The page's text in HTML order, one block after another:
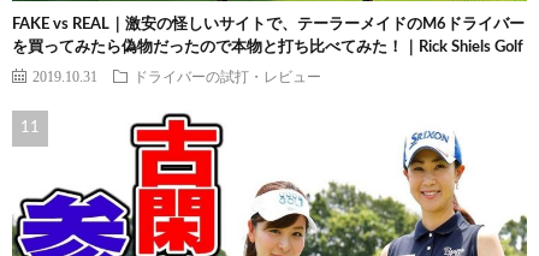
FAKE vs REAL｜激安の怪しいサイトで、テーラーメイドのM6ドライバー
を買ってみたら偽物だったので本物と打ち比べてみた！｜Rick Shiels Golf
2019.10.31 ドライバーの試打・レビュー